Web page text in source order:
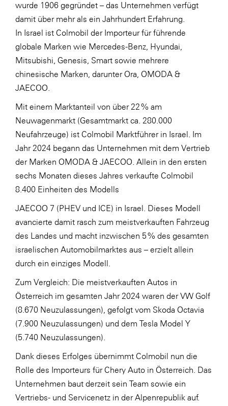
SPIEGLTEC
STIHL Tirol
Trend Micro
TAG GmbH
VALETTA
Verband Druck Medien Österreich
Wirtschaftskammer Salzburg
WKS Fachgruppe Fahrzeughandel und
Fahrzeugtechnik
WKS Fachgruppe Finanzdienstleister
WK UBIT
Zühlke
Media
wurde 1906 gegründet – das Unternehmen verfügt
damit über mehr als ein Jahrhundert Erfahrung.
In Israel ist Colmobil der Importeur für führende
globale Marken wie Mercedes-Benz, Hyundai,
Mitsubishi, Genesis, Smart sowie mehrere
chinesische Marken, darunter Ora, OMODA &
JAECOO.
Mit einem Marktanteil von über 22 % am
Neuwagenmarkt (Gesamtmarkt ca. 280.000
Neufahrzeuge) ist Colmobil Marktführer in Israel. Im
Jahr 2024 begann das Unternehmen mit dem Vertrieb
der Marken OMODA & JAECOO. Allein in den ersten
sechs Monaten dieses Jahres verkaufte Colmobil
8.400 Einheiten des Modells
JAECOO 7 (PHEV und ICE) in Israel. Dieses Modell
avancierte damit rasch zum meistverkauften Fahrzeug
des Landes und macht inzwischen 5 % des gesamten
israelischen Automobilmarktes aus – erzielt allein
durch ein einziges Modell.
Zum Vergleich: Die meistverkauften Autos in
Österreich im gesamten Jahr 2024 waren der VW Golf
(8.670 Neuzulassungen), gefolgt vom Skoda Octavia
(7.900 Neuzulassungen) und dem Tesla Model Y
(5.740 Neuzulassungen).
Dank dieses Erfolges übernimmt Colmobil nun die
Rolle des Importeurs für Chery Auto in Österreich. Das
Unternehmen baut derzeit sein Team sowie ein
Vertriebs- und Servicenetz in der Alpenrepublik auf.